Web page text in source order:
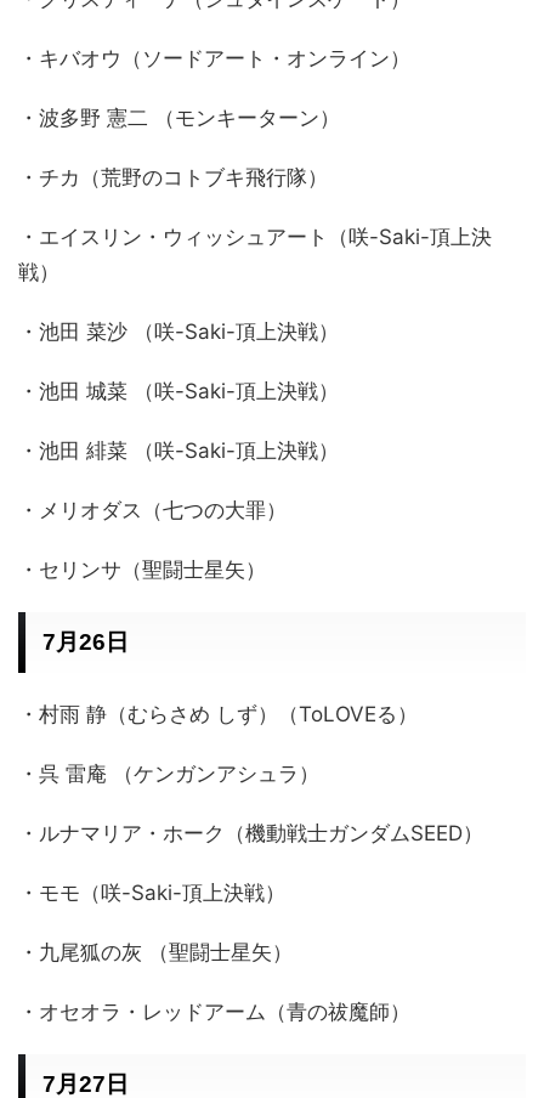
・キバオウ（ソードアート・オンライン）
・波多野 憲二 （モンキーターン）
・チカ（荒野のコトブキ飛行隊）
・エイスリン・ウィッシュアート（咲-Saki-頂上決
戦）
・池田 菜沙 （咲-Saki-頂上決戦）
・池田 城菜 （咲-Saki-頂上決戦）
・池田 緋菜 （咲-Saki-頂上決戦）
・メリオダス（七つの大罪）
・セリンサ（聖闘士星矢）
7月26日
・村雨 静（むらさめ しず）（ToLOVEる）
・呉 雷庵 （ケンガンアシュラ）
・ルナマリア・ホーク（機動戦士ガンダムSEED）
・モモ（咲-Saki-頂上決戦）
・九尾狐の灰 （聖闘士星矢）
・オセオラ・レッドアーム（青の祓魔師）
7月27日